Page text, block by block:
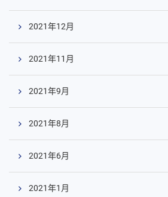
2021年12月
2021年11月
2021年9月
2021年8月
2021年6月
2021年1月